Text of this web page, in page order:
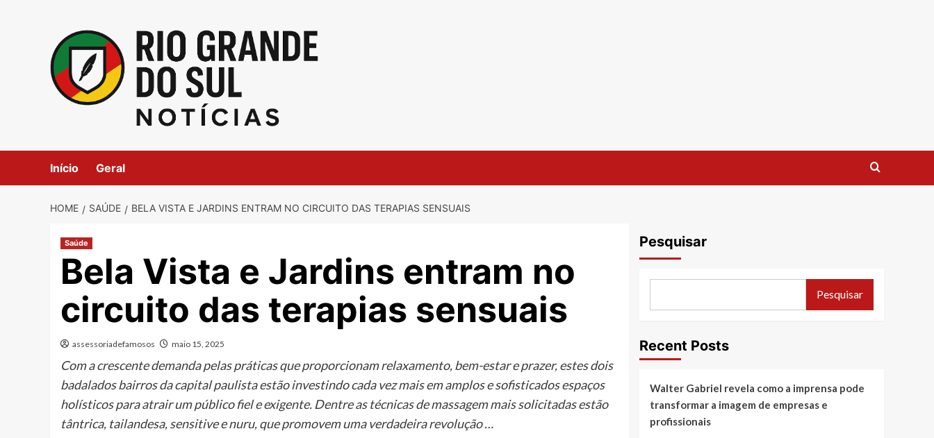
Início Geral
HOME SAÚDE BELA VISTA E JARDINS ENTRAM NO CIRCUITO DAS TERAPIAS SENSUAIS
Saúde
Bela Vista e Jardins entram no
circuito das terapias sensuais
assessoriadefamosos maio 15, 2025
Com a crescente demanda pelas práticas que proporcionam relaxamento, bem-estar e prazer, estes dois
badalados bairros da capital paulista estão investindo cada vez mais em amplos e sofisticados espaços
holísticos para atrair um público fiel e exigente. Dentre as técnicas de massagem mais solicitadas estão
tântrica, tailandesa, sensitive e nuru, que promovem uma verdadeira revolução …
Pesquisar
Pesquisar
Recent Posts
Walter Gabriel revela como a imprensa pode
transformar a imagem de empresas e
profissionais